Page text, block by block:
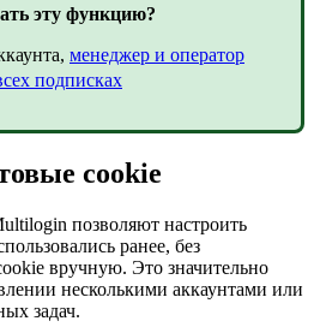
эту функцию?
менеджер и оператор
подписках
cookie
позволяют настроить
ранее, без
вручную. Это значительно
несколькими аккаунтами или
задач.